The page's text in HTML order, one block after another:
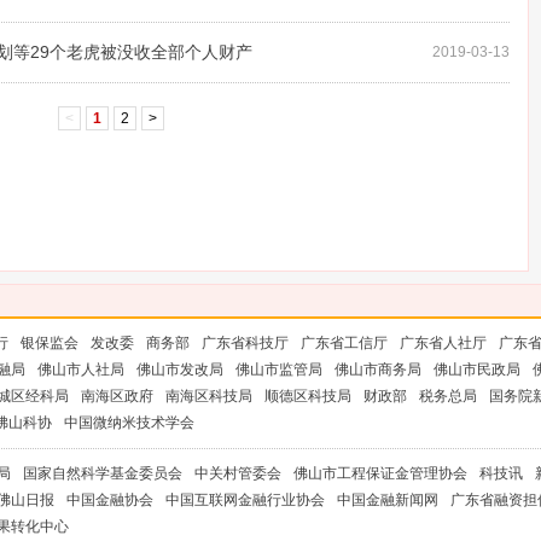
2019-03-13
等29个老虎被没收全部个人财产
< 1 2 >
银保监会 发改委 商务部 广东省科技厅 广东省工信厅 广东省人社厅
广东
局
佛山市人社局 佛山市发改局 佛山市监管局 佛山市商务局 佛山市民政局
区经科局
南海区政府 南海区科技局 顺德区科技局 财政部 税务总局
国务院
山科协
中国微纳米技术学会
国家自然科学基金委员会 中关村管委会 佛山市工程保证金管理协会 科技讯
山日报
中国金融协会 中国互联网金融行业协会 中国金融新闻网
广东省融资
转化中心